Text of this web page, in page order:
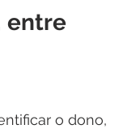
entre
o dono,